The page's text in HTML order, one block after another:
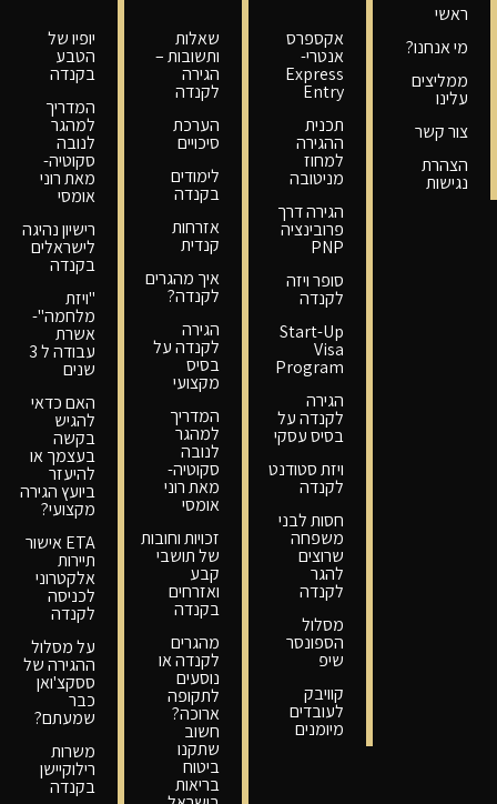
ראשי
מי אנחנו?
ממליצים
עלינו
צור קשר
הצהרת
נגישות
אקספרס
אנטרי-
Express
Entry
תכנית
ההגירה
למחוז
מניטובה
הגירה דרך
פרובינציה
PNP
סופר ויזה
לקנדה
Start-Up
Visa
Program
הגירה
לקנדה על
בסיס עסקי
ויזת סטודנט
לקנדה
חסות לבני
משפחה
שרוצים
להגר
לקנדה
מסלול
הספונסר
שיפ
קוויבק
לעובדים
מיומנים
שאלות
ותשובות –
הגירה
לקנדה
הערכת
סיכויים
לימודים
בקנדה
אזרחות
קנדית
איך מהגרים
לקנדה?
הגירה
לקנדה על
בסיס
מקצועי
המדריך
למהגר
לנובה
סקוטיה-
מאת רוני
אומסי
זכויות וחובות
של תושבי
קבע
ואזרחים
בקנדה
מהגרים
לקנדה או
נוסעים
לתקופה
ארוכה?
חשוב
שתקנו
ביטוח
בריאות
יופיו של
הטבע
בקנדה
המדריך
למהגר
לנובה
סקוטיה-
מאת רוני
אומסי
רישיון נהיגה
לישראלים
בקנדה
"ויזת
מלחמה"-
אשרת
עבודה ל 3
שנים
האם כדאי
להגיש
בקשה
בעצמך או
להיעזר
ביועץ הגירה
מקצועי?
ETA אישור
תיירות
אלקטרוני
לכניסה
לקנדה
על מסלול
ההגירה של
ססקצ'ואן
כבר
שמעתם?
משרות
רילוקיישן
בקנדה